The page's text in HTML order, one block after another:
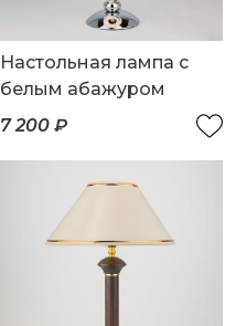
Настольная лампа с
белым абажуром
7 200 ₽